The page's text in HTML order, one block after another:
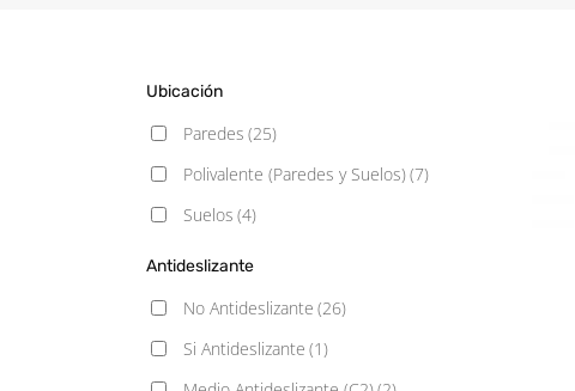
Ubicación
Paredes (25)
Polivalente (Paredes y Suelos)(7)
Suelos (4)
Antideslizante
No Antideslizante (26)
Si Antideslizante (1)